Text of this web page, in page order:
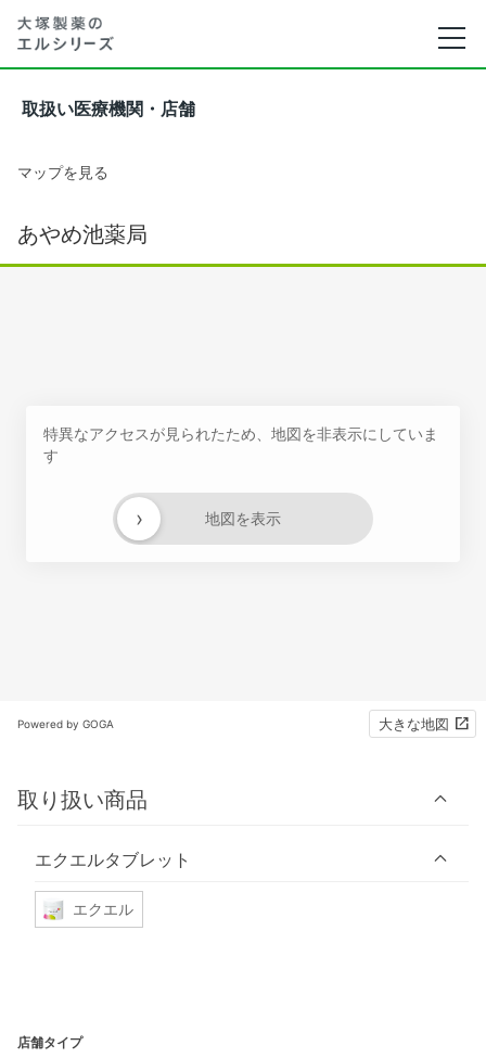
取扱い医療機関・店舗
マップを見る
あやめ池薬局
特異なアクセスが見られたため、地図を非表示にしていま
す
地図を表示
›
Powered by GOGA 大きな地図
取り扱い商品
エクエルタブレット
エクエル
店舗タイプ